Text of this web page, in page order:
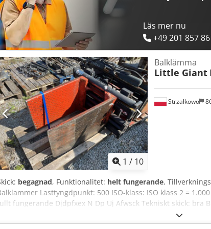
Läs mer nu
+49 201 857
1 / 10
Strzałkowo
Balklämma
Little Giant
begagnad, Funktionalitet: helt fungerande,
Lasttyngdpunkt: 500 ISO-klass: ISO klass 2 =
fungerande Djdpfxex N Dp Uj Afwsck Tekniskt skick: bra
sideshift-ventil, kapacitet 2000 kg, öppningsintervall 540-